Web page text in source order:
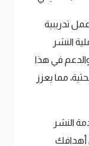
تدريبية
النشر
في هذا
مما يعزز
النشر
أهدافك